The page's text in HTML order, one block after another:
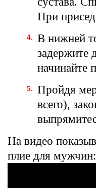
При
В нижней
задержите
начинайте
Пройдя
всего),
На видео
плие для мужчин: